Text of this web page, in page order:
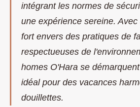
intégrant les normes de
une expérience sereine.
fort envers des pratiques de
respectueuses de
homes O'Hara se
idéal pour des vacances
douillettes.